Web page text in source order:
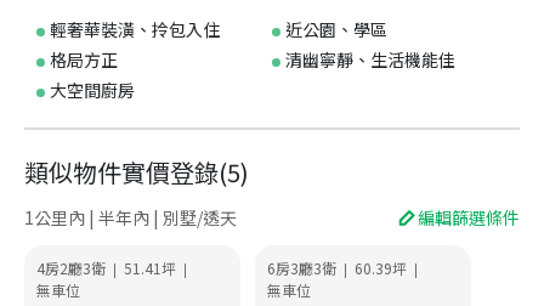
輕奢華裝潢、拎包入住
近公園、學區
格局方正
清幽寧靜、生活機能佳
大空間廚房
類似物件實價登錄(5)
1公里內 | 半年內 | 別墅/透天 編輯篩選條件
4房2廳3衛 | 51.41坪 |
無車位
6房3廳3衛 | 60.39坪 |
無車位